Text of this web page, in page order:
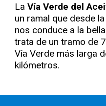
La Vía Verde del
un ramal que desde
nos conduce a la
trata de un tramo de
Vía Verde más larga
kilómetros.